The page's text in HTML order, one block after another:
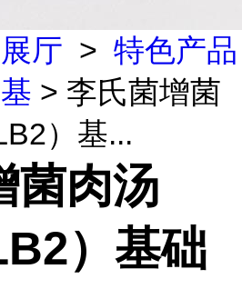
厅 > 特色产品
> 李氏菌增菌
）基...
菌肉汤
）基础